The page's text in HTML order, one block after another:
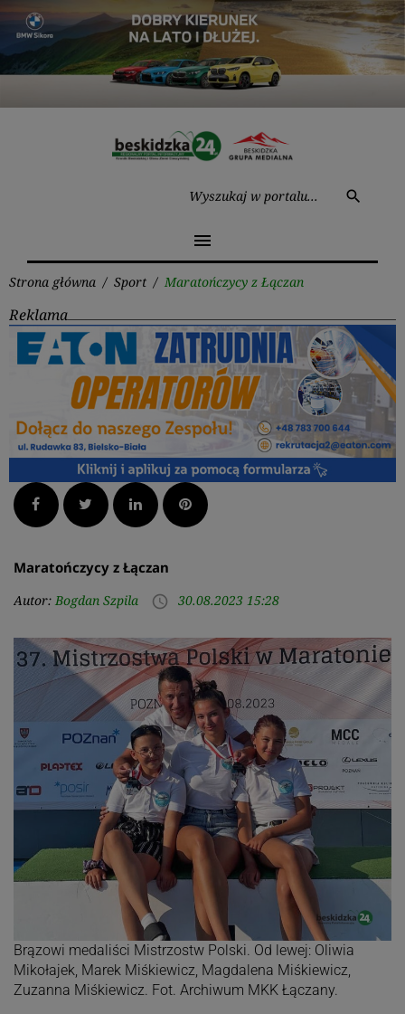
Przejdź
treści
search
menu
Strona główna / Sport / Maratończycy z Łączan
Reklama
Facebook Twitter LinkedInPinterest
Maratończycy z Łączan
Autor: Bogdan Szpila access_time 30.08.2023 15:28
Brązowi medaliści Mistrzostw Polski. Od lewej: Oliwia
Mikołajek, Marek Miśkiewicz, Magdalena Miśkiewicz,
Zuzanna Miśkiewicz. Fot. Archiwum MKK Łączany.